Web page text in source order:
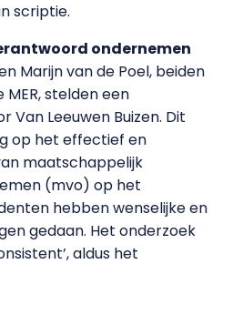
scriptie.
ondernemen
Marijn van de Poel, beiden
stelden een
Leeuwen Buizen. Dit
op het effectief en
maatschappelijk
(mvo) op het
hebben wenselijke en
gedaan. Het onderzoek
aldus het